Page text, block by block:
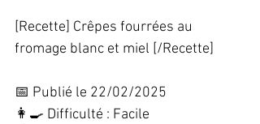
[Recette] Crêpes fourrées au
fromage blanc et miel [/Recette]
📅 Publié le 22/02/2025
👩‍🍳 Difficulté : Facile